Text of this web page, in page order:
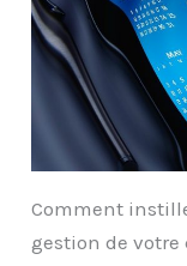
Comment
gestion de